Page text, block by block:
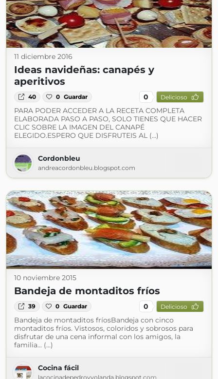
11 diciembre 2016
Ideas navideñas: canapés y
aperitivos
40 0 Guardar 0 Delicioso
PARA PODER ACCEDER A LA RECETA COMPLETA
ELABORADA PASO A PASO, SOLO TIENES QUE HACER
CLIC SOBRE LA IMAGEN DEL CANAPÉ
ELEGIDO.ESPERO QUE DISFRUTEIS AL (...)
Cordonbleu
andreacordonbleu.blogspot.com
10 noviembre 2015
Bandeja de montaditos fríos
39 0 Guardar 0 Delicioso
Bandeja de montaditos fríosBandeja con cinco
montaditos fríos. Vistosos, coloridos y sobrosos para
disfrutar de una cena informal con los amigos, la
familia... (...)
Cocina fácil
lacocinadepedroyyolanda.blogspot.com